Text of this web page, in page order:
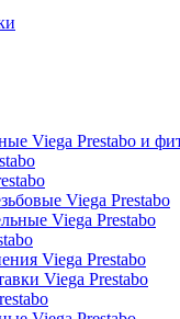
Viega Prestabo и
Viega Prestabo
Viega Prestabo
Viega Prestabo
Viega Prestabo